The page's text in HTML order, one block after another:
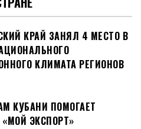
КРАЙ ЗАНЯЛ 4 МЕСТО В
КЛИМАТА РЕГИОНОВ
КУБАНИ ПОМОГАЕТ
ЭКСПОРТ»